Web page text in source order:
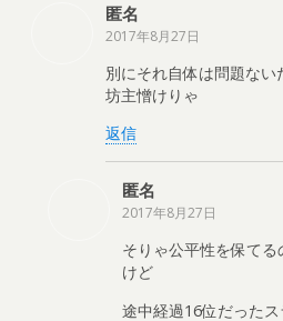
匿名
2017年8月27日
別にそれ自体は問題ない
坊主憎けりゃ
返信
匿名
2017年8月27日
そりゃ公平性を保て
けど
途中経過16位だった